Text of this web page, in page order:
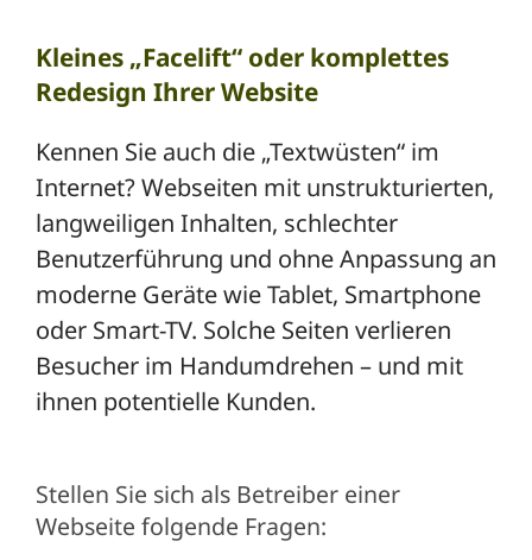
Kleines „Facelift“ oder komplettes
Redesign Ihrer Website
Kennen Sie auch die „Textwüsten“ im
Internet? Webseiten mit unstrukturierten,
langweiligen Inhalten, schlechter
Benutzerführung und ohne Anpassung an
moderne Geräte wie Tablet, Smartphone
oder Smart-TV. Solche Seiten verlieren
Besucher im Handumdrehen – und mit
ihnen potentielle Kunden.
Stellen Sie sich als Betreiber einer
Webseite folgende Fragen: